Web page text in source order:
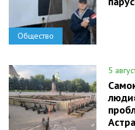
Общество
5